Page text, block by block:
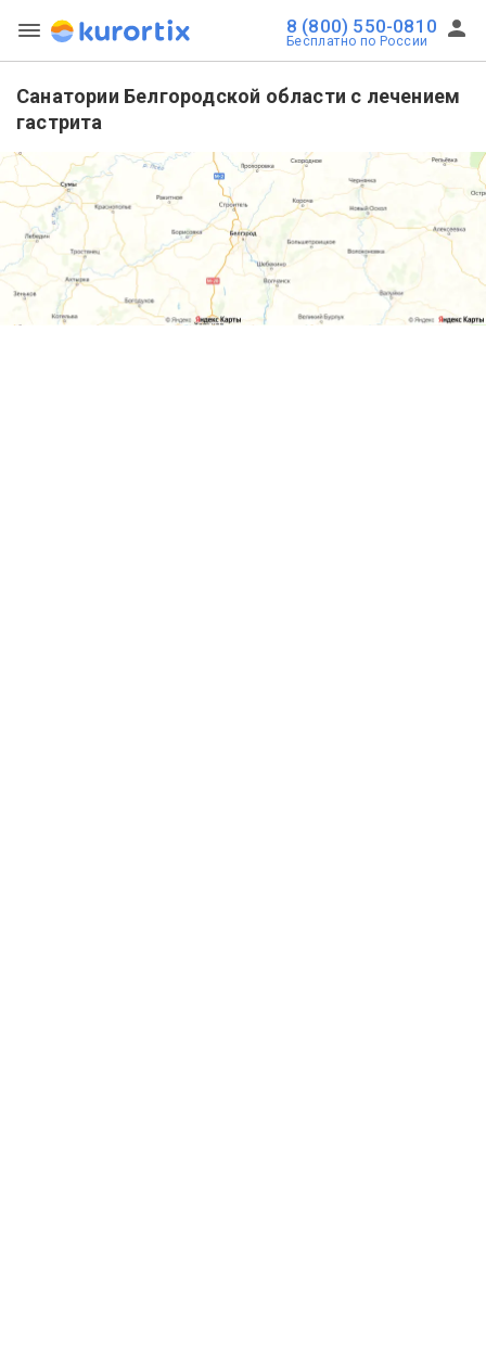
8 (800) 550-0810
Бесплатно по России
Санатории Белгородской области с лечением
гастрита